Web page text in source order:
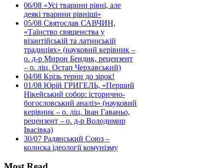
06/08 «Усі тварини рівні, але
деякі тварини рівніші»
05/08 Святослав САВЧИН,
«Таїнство священства у
візантійській та латинській
традиціях» (науковий керівник –
о. д-р Мирон Бендик, рецензент
– о. ліц. Остап Черхавський)
04/08 Крізь терни до зірок!
01/08 Юрій ГРИГЕЛЬ, «Перший
Нікейський собор: історично-
богословський аналіз» (науковий
керівник – о. ліц. Іван Гаваньо,
рецензент – о. д-р Володимир
Івасівка)
30/07 Радянський Союз –
колиска ідеології комунізму